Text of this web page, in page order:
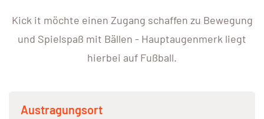
Kick it möchte einen Zugang schaffen zu Bewegung
und Spielspaß mit Bällen - Hauptaugenmerk liegt
hierbei auf Fußball.
Austragungsort